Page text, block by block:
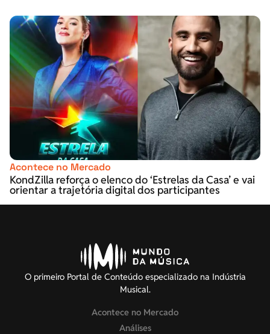
Acontece no Mercado
KondZilla reforça o elenco do ‘Estrelas da Casa’ e vai
orientar a trajetória digital dos participantes
O primeiro Portal de Conteúdo especializado na Indústria
Musical.
Acontece no Mercado
Análises